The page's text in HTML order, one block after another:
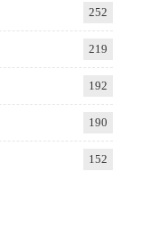
252
219
192
190
152